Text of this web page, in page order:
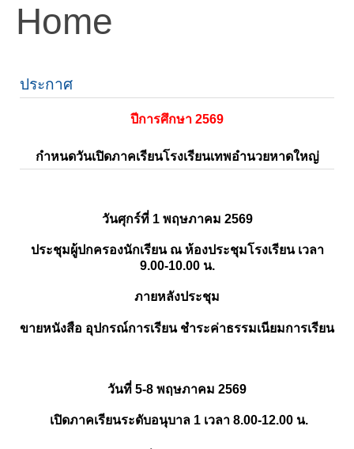
Home
ประกาศ
ปีการศึกษา 2569
กำหนดวันเปิดภาคเรียนโรงเรียนเทพอำนวยหาดใหญ่
วันศุกร์ที่ 1 พฤษภาคม 2569
ประชุมผู้ปกครองนักเรียน ณ ห้องประชุมโรงเรียน เวลา
9.00-10.00 น.
ภายหลังประชุม
ขายหนังสือ อุปกรณ์การเรียน ชำระค่าธรรมเนียมการเรียน
วันที่ 5-8 พฤษภาคม 2569
เปิดภาคเรียนระดับอนุบาล 1 เวลา 8.00-12.00 น.